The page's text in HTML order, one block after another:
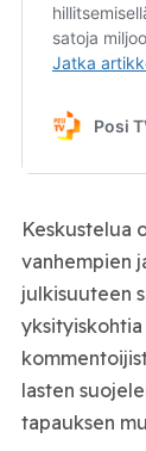
Keskustelua
vanhempien
julkisuuteen
lasten
tapauksen